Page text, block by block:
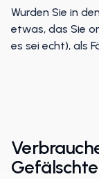
Wurden Sie in
etwas, das Sie
es sei echt), als